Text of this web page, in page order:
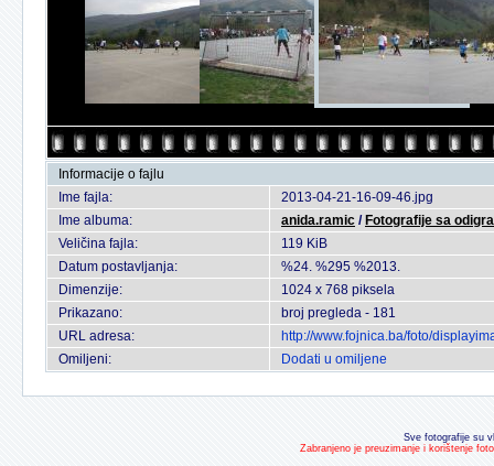
Informacije o fajlu
Ime fajla:
2013-04-21-16-09-46.jpg
Ime albuma:
anida.ramic / Fotografije sa
Veličina fajla:
119 KiB
Datum postavljanja:
%24. %295 %2013.
Dimenzije:
1024 x 768 piksela
Prikazano:
broj pregleda - 181
URL adresa:
http://www.fojnica.ba/foto/
Omiljeni:
Dodati u omiljene
Sve fotografije su
Zabranjeno je preuzimanje i korištenje